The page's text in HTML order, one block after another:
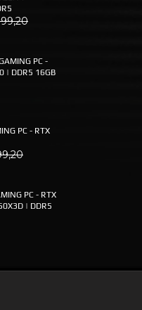
PC -
| DDR5 16GB
PC - RTX
PC - RTX
| DDR5